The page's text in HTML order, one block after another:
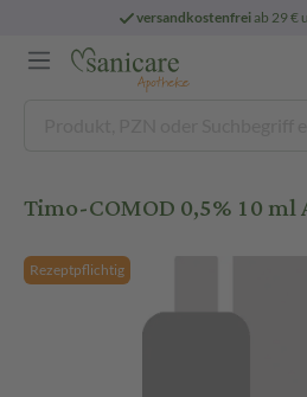
versandkostenfreiab 29 €
Timo-COMOD 0,5% 10
Rezeptpflichtig